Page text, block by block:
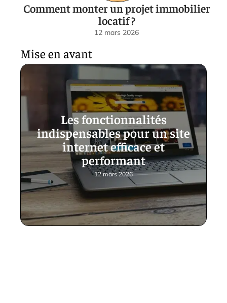
Comment monter un projet immobilier
locatif ?
12 mars 2026
Mise en avant
Les fonctionnalités
indispensables pour un site
internet efficace et
performant
12 mars 2026